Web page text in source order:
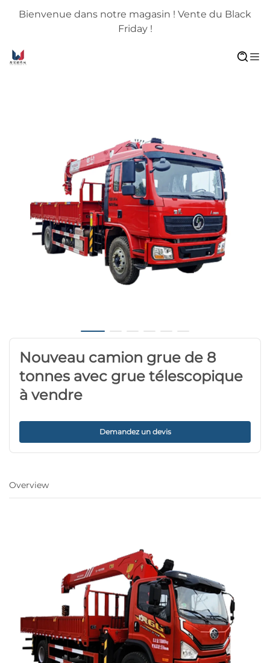
Bienvenue dans notre magasin ! Vente du Black
Friday !
Nouveau camion grue de 8
tonnes avec grue télescopique
à vendre
Demandez un devis
Overview